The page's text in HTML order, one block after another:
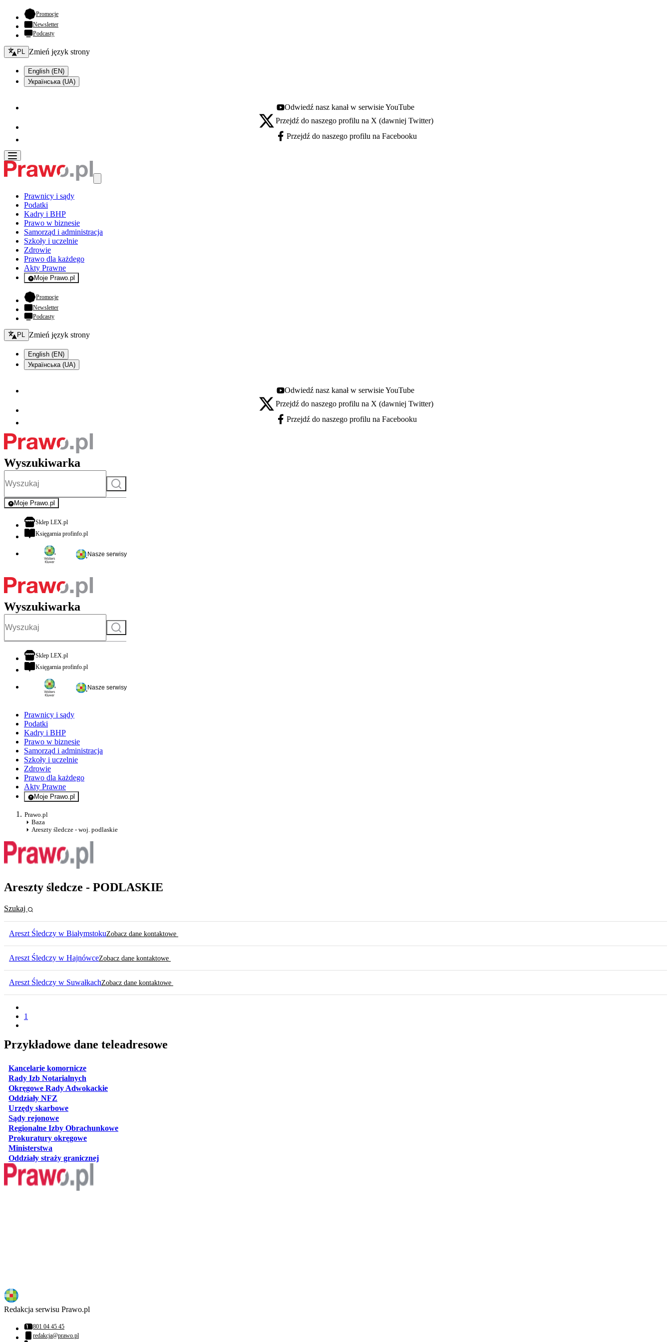
Promocje- otwiera się w nowej karcie
Newsletter
Podcasty
Zmień język - bieżący:
PL Zmień język strony
English (EN)
Українська (UA)
Youtube - otwiera się w nowej karcie
Odwiedź nasz kanał w serwisie YouTube
X - otwiera się w nowej karcie
Przejdź do naszego profilu na X (dawniej Twitter)
Facebook - otwiera się w nowej karcie
Przejdź do naszego profilu na Facebooku
Prawnicy i sądy
Podatki
Kadry i BHP
Prawo w biznesie
Samorząd i administracja
Szkoły i uczelnie
Zdrowie
Prawo dla każdego
Akty Prawne
Moje Prawo.pl
- rejestracja i logowanie do serwisu
Promocje- otwiera się w nowej karcie
Newsletter
Podcasty
Zmień język - bieżący:
PL Zmień język strony
English (EN)
Українська (UA)
Youtube - otwiera się w nowej karcie
Odwiedź nasz kanał w serwisie YouTube
X - otwiera się w nowej karcie
Przejdź do naszego profilu na X (dawniej Twitter)
Facebook - otwiera się w nowej karcie
Przejdź do naszego profilu na Facebooku
Wyszukiwarka
Szukaj
Moje Prawo.pl
- rejestracja i logowanie do serwisu
Sklep LEX.plotwiera się w nowej karcie
Księgarnia profinfo.plotwiera się w nowej karcie
Nasze serwisy
Wyszukiwarka
Szukaj
Sklep LEX.plotwiera się w nowej karcie
Księgarnia profinfo.plotwiera się w nowej karcie
Nasze serwisy
Prawnicy i sądy
Podatki
Kadry i BHP
Prawo w biznesie
Samorząd i administracja
Szkoły i uczelnie
Zdrowie
Prawo dla każdego
Akty Prawne
Moje Prawo.pl
- rejestracja i logowanie do serwisu
Prawo.pl
Baza
Areszty śledcze - woj. podlaskie
Areszty śledcze - PODLASKIE
Szukaj
Areszt Śledczy w BiałymstokuZobacz dane kontaktowe
Areszt Śledczy w HajnówceZobacz dane kontaktowe
Areszt Śledczy w SuwałkachZobacz dane kontaktowe
1
Przykładowe dane teleadresowe
Kancelarie komorniczeotwiera się w nowej karcie
Rady Izb Notarialnych
Okręgowe Rady Adwokackieotwiera się w nowej karcie
Oddziały NFZ
Urzędy skarboweotwiera się w nowej karcie
Sądy rejonoweotwiera się w nowej karcie
Regionalne Izby Obrachunkoweotwiera się w nowej karcie
Prokuratury okręgoweotwiera się w nowej karcie
Ministerstwa
Oddziały straży granicznejotwiera się w nowej karcie
Redakcja serwisu Prawo.pl
Numer telefonu:
801 04 45 45
Adres email:
redakcja@prawo.pl